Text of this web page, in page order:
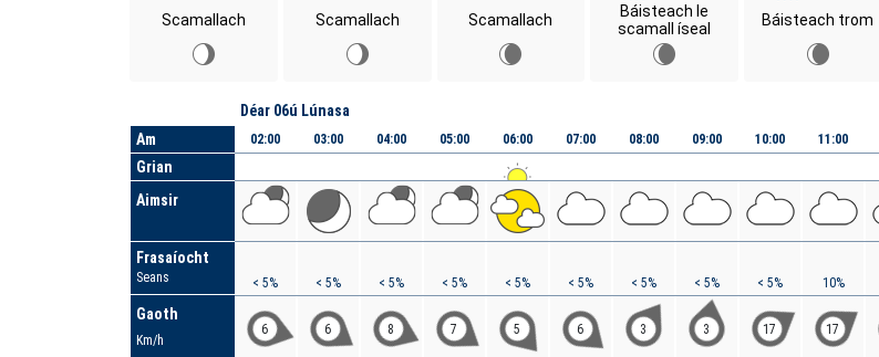
Scamallach Scamallach Scamallach
Báisteach le
scamall íseal
Báisteach trom
Am
Grian
Aimsir
Frasaíocht
Seans
Gaoth
Km/h
Déar 06ú Lúnasa
02:00
< 5%
6
03:00
< 5%
6
04:00
< 5%
8
05:00
< 5%
7
06:00
< 5%
5
07:00
< 5%
6
08:00
< 5%
3
09:00
< 5%
3
10:00
< 5%
17
11:00
10%
17